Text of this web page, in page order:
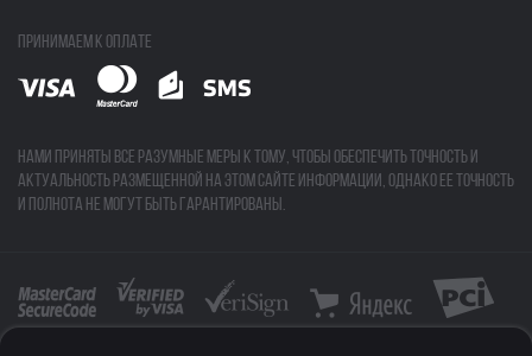
Принимаем к оплате
Нами приняты все разумные меры к тому, чтобы обеспечить точность и
актуальность размещенной на этом сайте информации, однако ее точность
и полнота не могут быть гарантированы.